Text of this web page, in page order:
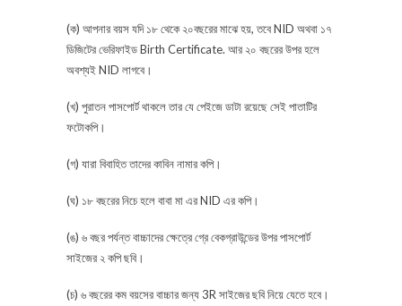
(ক) আপনার বয়স যদি ১৮ থেকে ২০বছরের মাঝে হয়, তবে NID অথবা ১৭
ডিজিটের ভেরিফাইড Birth Certificate. আর ২০ বছরের উপর হলে
অবশ্যই NID লাগবে।
(খ) পুরাতন পাসপোর্ট থাকলে তার যে পেইজে ডাটা রয়েছে সেই পাতাটির
ফটোকপি।
(গ) যারা বিবাহিত তাদের কাবিন নামার কপি।
(ঘ) ১৮ বছরের নিচে হলে বাবা মা এর NID এর কপি।
(ঙ) ৬ বছর পর্যন্ত বাচ্চাদের ক্ষেত্রে গ্রে বেকগ্রাউন্ডের উপর পাসপোর্ট
সাইজের ২ কপি ছবি।
(চ) ৬ বছরের কম বয়সের বাচ্চার জন্য 3R সাইজের ছবি নিয়ে যেতে হবে।